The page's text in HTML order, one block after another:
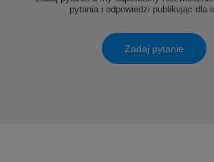
pytania i odpowiedzi publikując dla
Zadaj pytanie